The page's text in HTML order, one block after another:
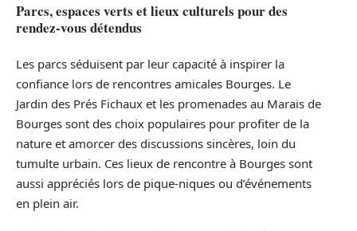
Parcs, espaces verts et lieux culturels pour des
rendez-vous détendus
Les parcs séduisent par leur capacité à inspirer la
confiance lors de rencontres amicales Bourges. Le
Jardin des Prés Fichaux et les promenades au Marais de
Bourges sont des choix populaires pour profiter de la
nature et amorcer des discussions sincères, loin du
tumulte urbain. Ces lieux de rencontre à Bourges sont
aussi appréciés lors de pique-niques ou d’événements
en plein air.